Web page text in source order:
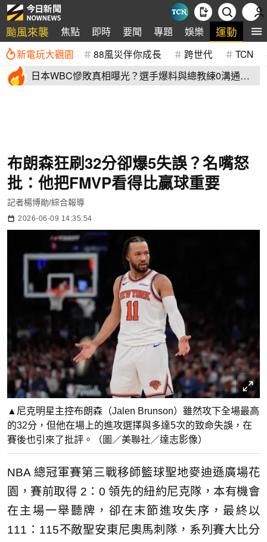
颱風來襲 焦點 即時 要聞 專題 娛樂 運動 全
新電玩大觀園 88風災伴你成長 跨世代 TCN
日本WBC慘敗真相曝光？選手爆料與總教練0溝通
布朗森狂刷32分卻爆5失誤？名嘴怒
批：他把FMVP看得比贏球重要
記者楊博勛/綜合報導
2026-06-09 14:35:54
▲尼克明星主控布朗森（Jalen Brunson）雖然攻下全場最高
的32分，但他在場上的進攻選擇與多達5次的致命失誤，在
賽後也引來了批評。（圖／美聯社／達志影像）
NBA 總冠軍賽第三戰移師籃球聖地麥迪遜廣場花
園，賽前取得 2：0 領先的紐約尼克隊，本有機會
在主場一舉聽牌，卻在末節進攻失序，最終以
111：115不敵聖安東尼奧馬刺隊，系列賽大比分